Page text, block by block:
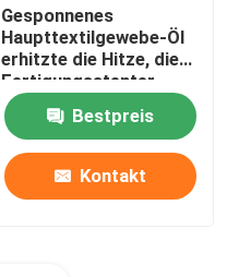
Gesponnenes
Haupttextilgewebe-Öl
erhitzte die Hitze, die
Fertigungsstenter-
Maschine einstellt
Bestpreis
Kontakt